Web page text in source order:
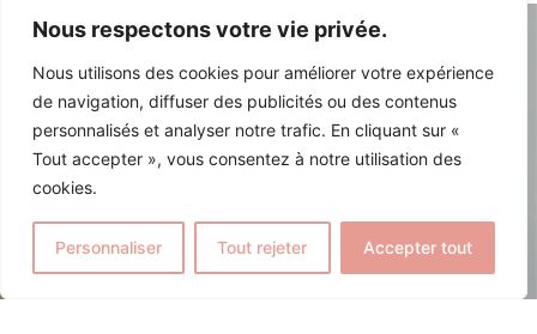
Nous respectons votre vie privée.
Nous utilisons des cookies pour améliorer votre expérience
de navigation, diffuser des publicités ou des contenus
personnalisés et analyser notre trafic. En cliquant sur «
Tout accepter », vous consentez à notre utilisation des
cookies.
Personnaliser Tout rejeter Accepter tout